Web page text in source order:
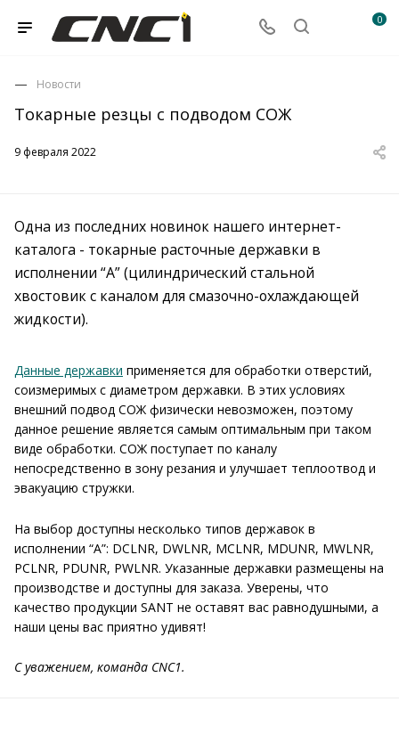
0
Токарные резцы с подводом СОЖ
Новости
9 февраля 2022
Одна из последних новинок нашего интернет-
каталога - токарные расточные державки в
исполнении “А” (цилиндрический стальной
хвостовик с каналом для смазочно-охлаждающей
жидкости).
Данные державки применяется для обработки отверстий,
соизмеримых с диаметром державки. В этих условиях
внешний подвод СОЖ физически невозможен, поэтому
данное решение является самым оптимальным при таком
виде обработки. СОЖ поступает по каналу
непосредственно в зону резания и улучшает теплоотвод и
эвакуацию стружки.
На выбор доступны несколько типов державок в
исполнении “A”: DCLNR, DWLNR, MCLNR, MDUNR, MWLNR,
PCLNR, PDUNR, PWLNR. Указанные державки размещены на
производстве и доступны для заказа. Уверены, что
качество продукции SANT не оставят вас равнодушными, а
наши цены вас приятно удивят!
С уважением, команда CNC1.